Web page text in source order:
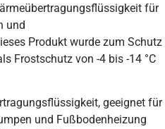
für
und
Produkt wurde zum Schutz
Frostschutz von -4 bis -14 °C
geeignet für
und Fußbodenheizung